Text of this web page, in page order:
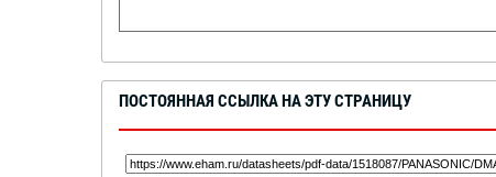
ПОСТОЯННАЯ ССЫЛКА НА ЭТУ СТРАНИЦУ